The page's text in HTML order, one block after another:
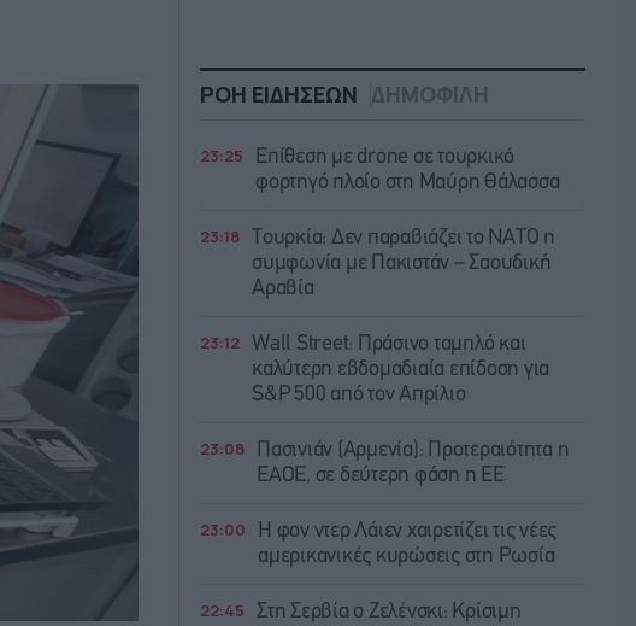
ΡΟΗ ΕΙΔΗΣΕΩΝ ΔΗΜΟΦΙΛΗ
23:25
Επίθεση με drone σε τουρκικό
φορτηγό πλοίο στη Μαύρη Θάλασσα
23:18
Τουρκία: Δεν παραβιάζει το ΝΑΤΟ η
συμφωνία με Πακιστάν – Σαουδική
Αραβία
23:12
Wall Street: Πράσινο ταμπλό και
καλύτερη εβδομαδιαία επίδοση για
S&P 500 από τον Απρίλιο
23:08
Πασινιάν (Αρμενία): Προτεραιότητα η
ΕΑΟΕ, σε δεύτερη φάση η ΕΕ
23:00
Η φον ντερ Λάιεν χαιρετίζει τις νέες
αμερικανικές κυρώσεις στη Ρωσία
22:45
Στη Σερβία ο Ζελένσκι: Κρίσιμη